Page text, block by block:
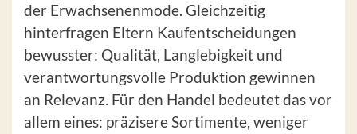
der Erwachsenenmode. Gleichzeitig
hinterfragen Eltern Kaufentscheidungen
bewusster: Qualität, Langlebigkeit und
verantwortungsvolle Produktion gewinnen
an Relevanz. Für den Handel bedeutet das vor
allem eines: präzisere Sortimente, weniger